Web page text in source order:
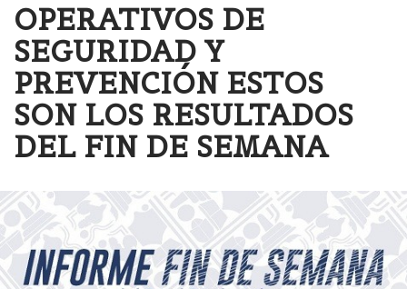
OPERATIVOS DE
SEGURIDAD Y
PREVENCIÓN ESTOS
SON LOS RESULTADOS
DEL FIN DE SEMANA